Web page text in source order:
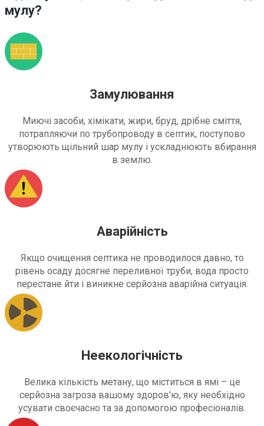
мулу?
Замулювання
Миючі засоби, хімікати, жири, бруд, дрібне сміття,
потрапляючи по трубопроводу в септик, поступово
утворюють щільний шар мулу і ускладнюють вбирання
в землю.
Аварійність
Якщо очищення септика не проводилося давно, то
рівень осаду досягне переливної труби, вода просто
перестане йти і виникне серйозна аварійна ситуація.
Неекологічність
Велика кількість метану, що міститься в ямі – це
серйозна загроза вашому здоров'ю, яку необхідно
усувати своєчасно та за допомогою професіоналів.